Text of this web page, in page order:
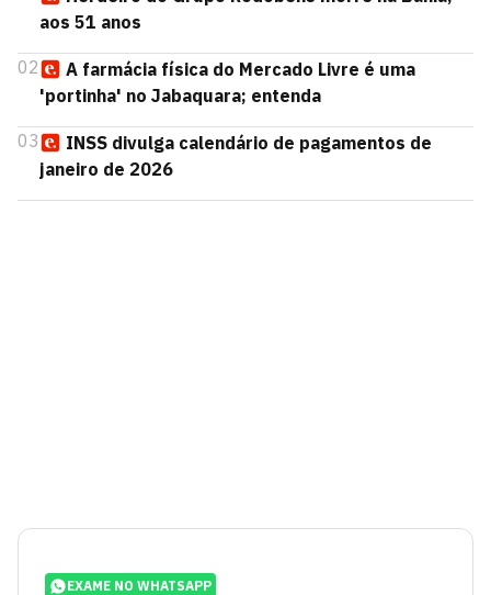
aos 51 anos
02
A farmácia física do Mercado Livre é uma
'portinha' no Jabaquara; entenda
03
INSS divulga calendário de pagamentos de
janeiro de 2026
EXAME NO WHATSAPP